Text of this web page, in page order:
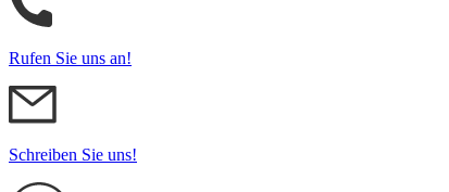
Rufen Sie uns an!
Schreiben Sie uns!